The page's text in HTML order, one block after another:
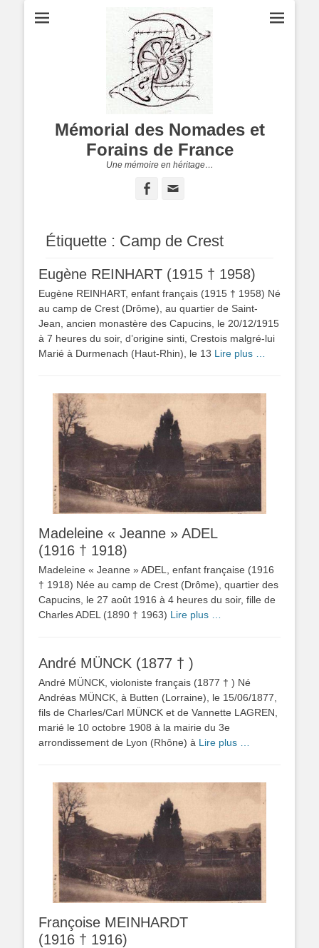
Mémorial des Nomades et
Forains de France
Une mémoire en héritage…
Facebook
Étiquette : Camp de Crest
Eugène REINHART (1915 † 1958)
Eugène REINHART, enfant français (1915 † 1958) Né
au camp de Crest (Drôme), au quartier de Saint-
Jean, ancien monastère des Capucins, le 20/12/1915
à 7 heures du soir, d’origine sinti, Crestois malgré-lui
Marié à Durmenach (Haut-Rhin), le 13 Lire plus …
Madeleine « Jeanne » ADEL
(1916 † 1918)
Madeleine « Jeanne » ADEL, enfant française (1916
† 1918) Née au camp de Crest (Drôme), quartier des
Capucins, le 27 août 1916 à 4 heures du soir, fille de
Charles ADEL (1890 † 1963) Lire plus …
André MÜNCK (1877 † )
André MÜNCK, violoniste français (1877 † ) Né
Andréas MÜNCK, à Butten (Lorraine), le 15/06/1877,
fils de Charles/Carl MÜNCK et de Vannette LAGREN,
marié le 10 octobre 1908 à la mairie du 3e
arrondissement de Lyon (Rhône) à Lire plus …
Françoise MEINHARDT
(1916 † 1916)